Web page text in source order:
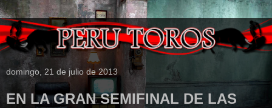
domingo, 21 de julio de 2013
EN LA GRAN SEMIFINAL DE LAS